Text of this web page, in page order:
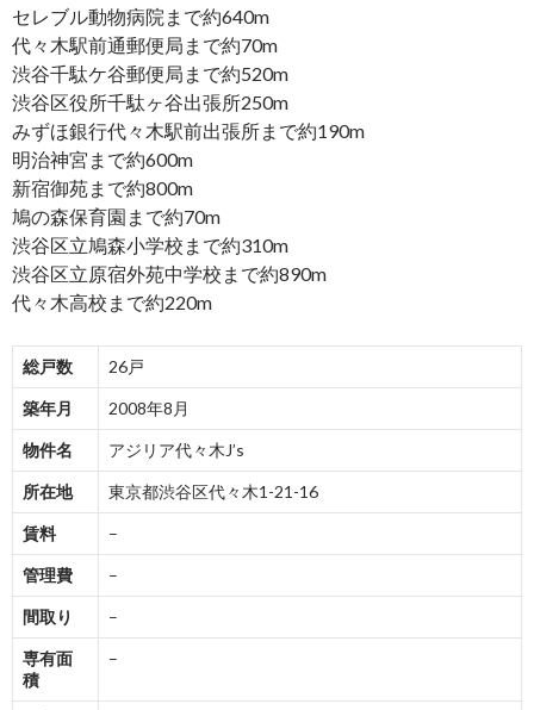
セレブル動物病院まで約640m
代々木駅前通郵便局まで約70m
渋谷千駄ケ谷郵便局まで約520m
渋谷区役所千駄ヶ谷出張所250m
みずほ銀行代々木駅前出張所まで約190m
明治神宮まで約600m
新宿御苑まで約800m
鳩の森保育園まで約70m
渋谷区立鳩森小学校まで約310m
渋谷区立原宿外苑中学校まで約890m
代々木高校まで約220m
総戸数 26戸
築年月 2008年8月
物件名 アジリア代々木J’s
所在地 東京都渋谷区代々木1-21-16
賃料 –
管理費 –
間取り –
専有面
積
–